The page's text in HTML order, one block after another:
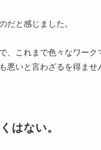
だと感じました。
、これまで色々なワー
悪いと言わざるを得ませ
はない。